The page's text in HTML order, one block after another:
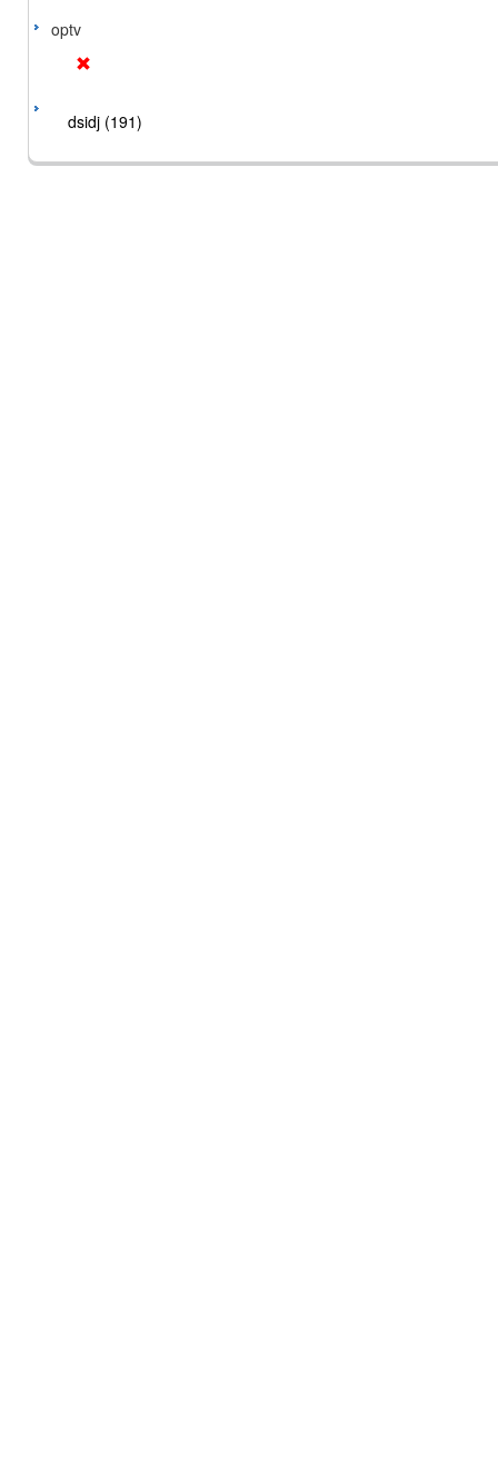
optv
dsidj (191)